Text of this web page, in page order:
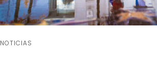
NOTICIAS